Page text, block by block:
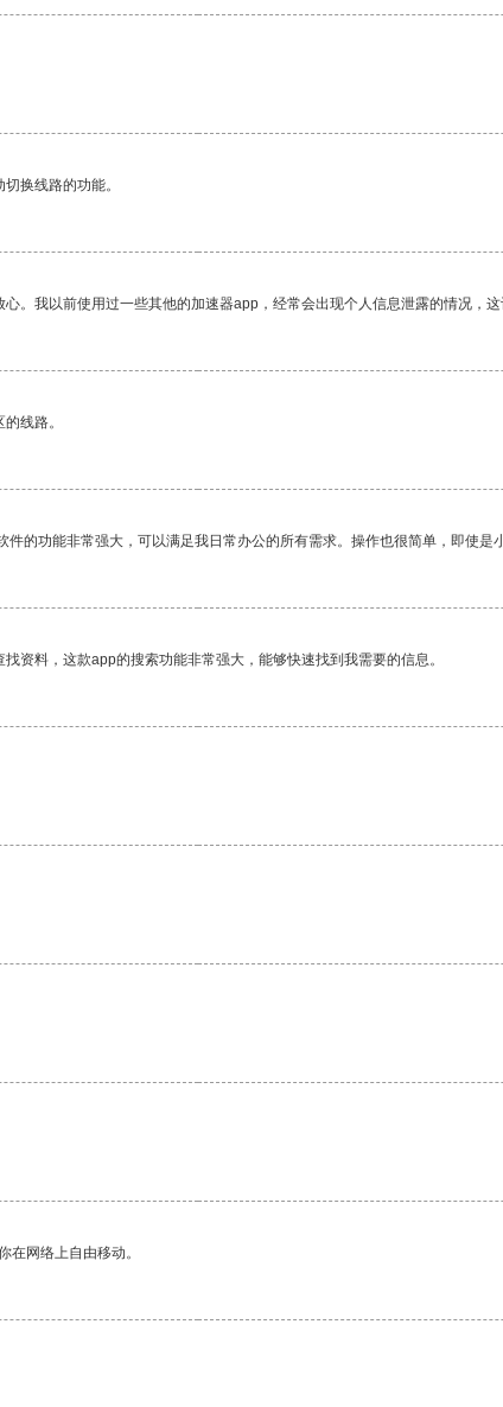
换线路的功能。
。我以前使用过一些其他的加速器app，经常会出现个人信息泄露的情况，这
线路。
的功能非常强大，可以满足我日常办公的所有需求。操作也很简单，即使是
资料，这款app的搜索功能非常强大，能够快速找到我需要的信息。
在网络上自由移动。